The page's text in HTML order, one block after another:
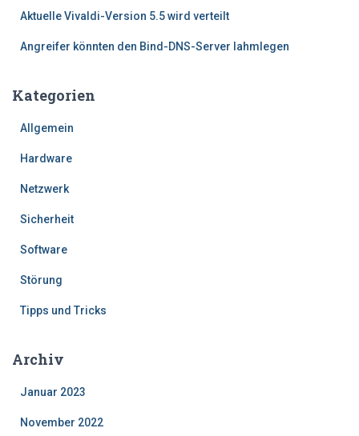
Aktuelle Vivaldi-Version 5.5 wird verteilt
Angreifer könnten den Bind-DNS-Server lahmlegen
Kategorien
Allgemein
Hardware
Netzwerk
Sicherheit
Software
Störung
Tipps und Tricks
Archiv
Januar 2023
November 2022